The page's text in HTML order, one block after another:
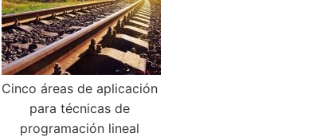
Cinco áreas de aplicación
para técnicas de
programación lineal